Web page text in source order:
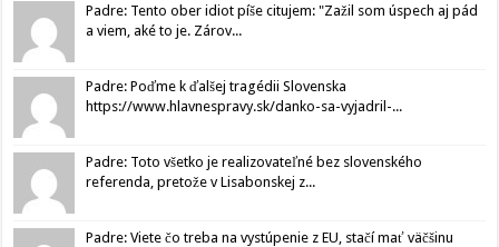
Padre: Tento ober idiot píše citujem: "Zažil som úspech aj pád
a viem, aké to je. Zárov...
Padre: Poďme k ďalšej tragédii Slovenska
https://www.hlavnespravy.sk/danko-sa-vyjadril-...
Padre: Toto všetko je realizovateľné bez slovenského
referenda, pretože v Lisabonskej z...
Padre: Viete čo treba na vystúpenie z EU, stačí mať väčšinu